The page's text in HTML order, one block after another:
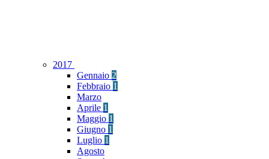
2017
Gennaio 2
Febbraio 1
Marzo
Aprile 1
Maggio 1
Giugno 1
Luglio 1
Agosto